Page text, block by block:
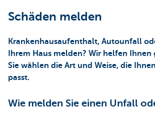
Schäden melden
Krankenhausaufenthalt, Autounfall
Ihrem Haus melden? Wir helfen Ihnen
Sie wählen die Art und Weise, die
passt.
Wie melden Sie einen Unfall